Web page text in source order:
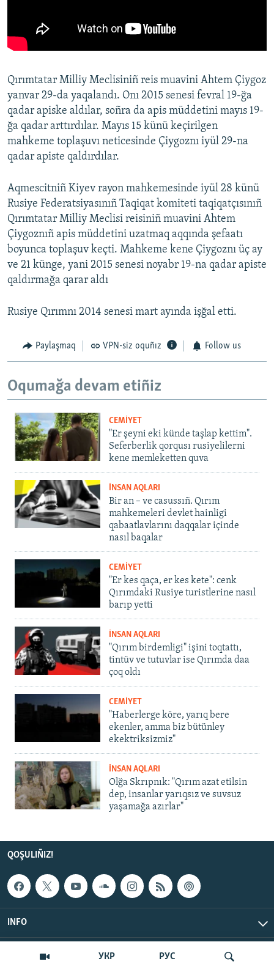
УКР РУС
Qırımtatar Milliy Meclisiniñ reis muavini Ahtem Çiygoz
yanvar 29-da yaqalandı. Onı 2015 senesi fevral 19-ğa
qadar apiske aldılar, soñra da apis müddetini mayıs 19-
ğa qadar arttırdılar. Mayıs 15 künü keçirilgen
mahkeme toplaşuvı neticesinde Çiygoznı iyül 29-na
qadar apiste qaldırdılar.
Aqmescitniñ Kiyev rayon mahkemesinde iyül 28 künü
Rusiye Federatsiyasınıñ Taqiqat komiteti taqiqatçısınıñ
Qırımtatar Milliy Meclisi reisiniñ muavini Ahtem
Çiygoznıñ apis müddetini uzatmaq aqqında şefaatı
boyunca toplaşuv keçti. Mahkeme kene Çiygoznı üç ay
ve 21 künge, yani 2015 senesi noyabr 19-na qadar apiste
qaldırmağa qarar aldı
Rusiye Qırımnı 2014 senesi mart ayında işğal etti.
Paylaşmaq VPN-siz oquñız Follow us
Oqumağa devam etiñiz
CEMİYET
"Er şeyni eki künde taşlap kettim".
Seferberlik qorqusı rusiyelilerni
kene memleketten quva
İNSAN AQLARI
Bir an – ve casussıñ. Qırım
mahkemeleri devlet hainligi
qabaatlavlarını daqqalar içinde
nasıl baqalar
CEMİYET
"Er kes qaça, er kes kete": cenk
Qırımdaki Rusiye turistlerine nasıl
barıp yetti
İNSAN AQLARI
"Qırım birdemligi" işini toqtattı,
tintüv ve tutuvlar ise Qırımda daa
çoq oldı
CEMİYET
"Haberlerge köre, yarıq bere
ekenler, amma biz bütünley
ekektriksizmiz"
İNSAN AQLARI
Olğa Skrıpnık: "Qırım azat etilsin
dep, insanlar yarıqsız ve suvsuz
yaşamağa azırlar"
QOŞULIÑIZ!
INFO
© Qırım.Aqiqat, 2026 | All Rights Reserved.